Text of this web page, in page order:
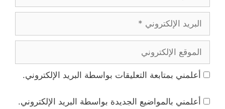
الإلكتروني
الإلكتروني
أعلمني بمتابعة التعليقات بواسطة البريد الإلكتروني.
أعلمني بالمواضيع الجديدة بواسطة البريد الإلكتروني.